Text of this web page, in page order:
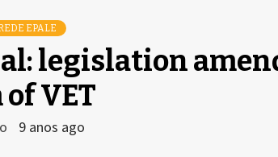
EPALE
legislation
VET
9 anos ago